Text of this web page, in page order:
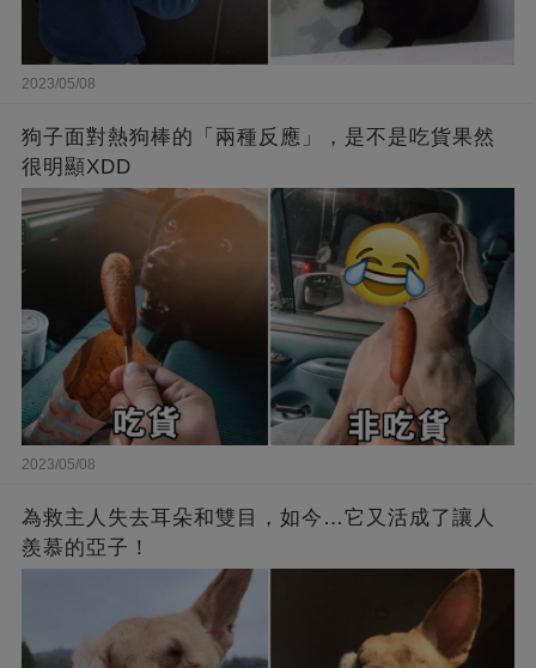
2023/05/08
狗子面對熱狗棒的「兩種反應」，是不是吃貨果然
很明顯XDD
2023/05/08
為救主人失去耳朵和雙目，如今…它又活成了讓人
羨慕的亞子！